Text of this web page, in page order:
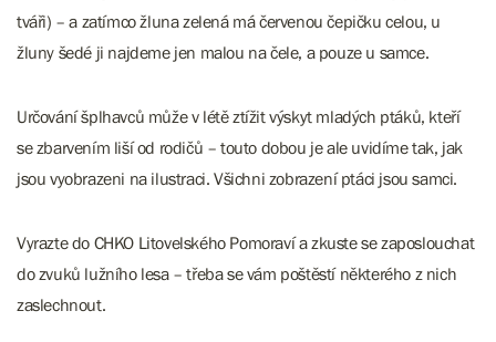
tváři) – a zatímco žluna zelená má červenou čepičku celou, u
žluny šedé ji najdeme jen malou na čele, a pouze u samce.
Určování šplhavců může v létě ztížit výskyt mladých ptáků, kteří
se zbarvením liší od rodičů – touto dobou je ale uvidíme tak, jak
jsou vyobrazeni na ilustraci. Všichni zobrazení ptáci jsou samci.
Vyrazte do CHKO Litovelského Pomoraví a zkuste se zaposlouchat
do zvuků lužního lesa – třeba se vám poštěstí některého z nich
zaslechnout.